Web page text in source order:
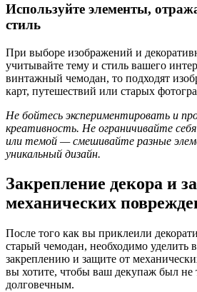
Используйте элементы,
стиль
При выборе изображений и
учитывайте тему и стиль вашего
винтажный чемодан, то подходят
карт, путешествий или старых
Не бойтесь экспериментировать и
креативность. Не ограничивайте
или темой — смешивайте разные
уникальный дизайн.
Закрепление декора и
механических
После того как вы приклеили
старый чемодан, необходимо уделить
закреплению и защите от
вы хотите, чтобы ваш декупаж был не
долговечным.